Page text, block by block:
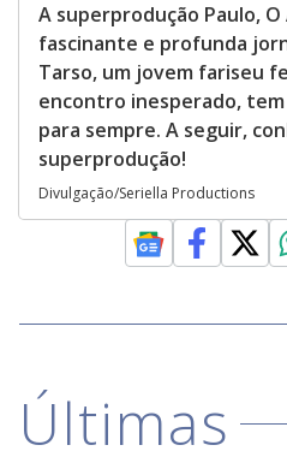
A superprodução Paulo,
fascinante e profunda
Tarso, um jovem fariseu
encontro inesperado,
para sempre. A seguir,
superprodução!
Divulgação/Seriella Productions
Últimas